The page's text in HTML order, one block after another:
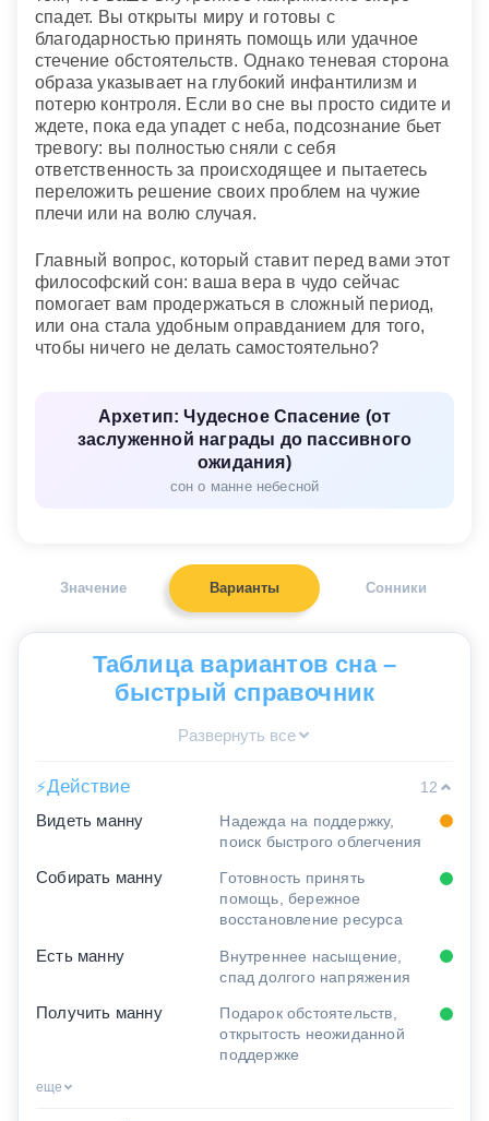
спадет. Вы открыты миру и готовы с
благодарностью принять помощь или удачное
стечение обстоятельств. Однако теневая сторона
образа указывает на глубокий инфантилизм и
потерю контроля. Если во сне вы просто сидите и
ждете, пока еда упадет с неба, подсознание бьет
тревогу: вы полностью сняли с себя
ответственность за происходящее и пытаетесь
переложить решение своих проблем на чужие
плечи или на волю случая.
Главный вопрос, который ставит перед вами этот
философский сон: ваша вера в чудо сейчас
помогает вам продержаться в сложный период,
или она стала удобным оправданием для того,
чтобы ничего не делать самостоятельно?
Архетип: Чудесное Спасение (от
заслуженной награды до пассивного
ожидания)
сон о манне небесной
Значение Варианты Сонники
Таблица вариантов сна –
быстрый справочник
Развернуть все
⚡Действие
12
Видеть манну
Надежда на поддержку,
поиск быстрого облегчения
Собирать манну
Готовность принять
помощь, бережное
восстановление ресурса
Есть манну
Внутреннее насыщение,
спад долгого напряжения
Получить манну
Подарок обстоятельств,
открытость неожиданной
поддержке
еще